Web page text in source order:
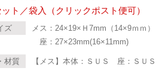
ット／袋入（クリックポスト便可）
ズ
メス：24×19×Ｈ7mm（14×9ｍｍ）
座：27×23mm(16×11mm)
材質 【メス】本体：ＳＵＳ 座：ＳＵＳ